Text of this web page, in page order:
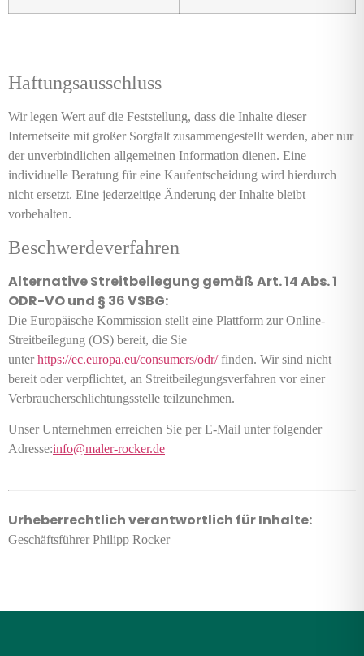
Haftungsausschluss
Wir legen Wert auf die Feststellung, dass die Inhalte dieser
Internetseite mit großer Sorgfalt zusammengestellt werden, aber nur
der unverbindlichen allgemeinen Information dienen. Eine
individuelle Beratung für eine Kaufentscheidung wird hierdurch
nicht ersetzt. Eine jederzeitige Änderung der Inhalte bleibt
vorbehalten.
Beschwerdeverfahren
Alternative Streitbeilegung gemäß Art. 14 Abs. 1
ODR-VO und § 36 VSBG:
Die Europäische Kommission stellt eine Plattform zur Online-
Streitbeilegung (OS) bereit, die Sie
unterhttps://ec.europa.eu/consumers/odr/finden. Wir sind nicht
bereit oder verpflichtet, an Streitbeilegungsverfahren vor einer
Verbraucherschlichtungsstelle teilzunehmen.
Unser Unternehmen erreichen Sie per E-Mail unter folgender
Adresse:info@maler-rocker.de
Urheberrechtlich verantwortlich für Inhalte:
Geschäfts­führer Philipp Rocker